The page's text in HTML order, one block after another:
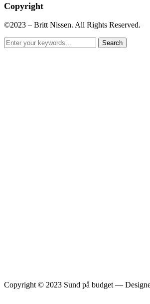
Copyright
©2023 – Britt Nissen. All Rights Reserved.
Copyright © 2023 Sund på budget —